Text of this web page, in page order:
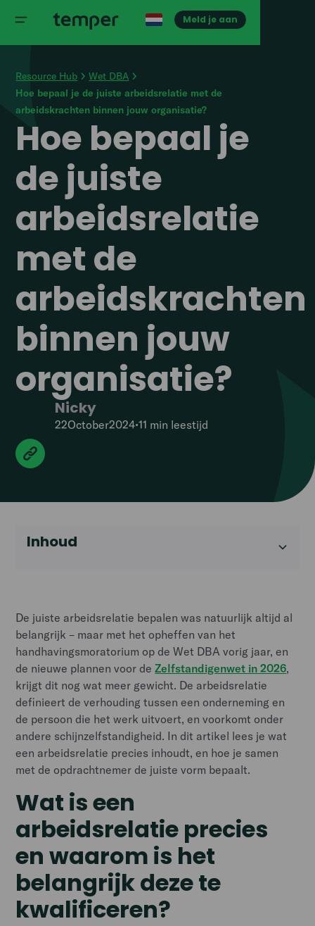
Meld je aan
Resource Hub
Wet DBA
Hoe bepaal je de juiste arbeidsrelatie met de
arbeidskrachten binnen jouw organisatie?
Hoe bepaal je
de juiste
arbeidsrelatie
met de
arbeidskrachten
binnen jouw
organisatie?
Nicky
22October2024•11 min leestijd
Inhoud
De juiste arbeidsrelatie bepalen was natuurlijk altijd al
belangrijk – maar met het opheffen van het
handhavingsmoratorium op de Wet DBA vorig jaar, en
de nieuwe plannen voor deZelfstandigenwet in 2026,
krijgt dit nog wat meer gewicht. De arbeidsrelatie
definieert de verhouding tussen een onderneming en
de persoon die het werk uitvoert, en voorkomt onder
andere schijnzelfstandigheid. In dit artikel lees je wat
een arbeidsrelatie precies inhoudt, en hoe je samen
met de opdrachtnemer de juiste vorm bepaalt.
Wat is een
arbeidsrelatie precies
en waarom is het
belangrijk deze te
kwalificeren?